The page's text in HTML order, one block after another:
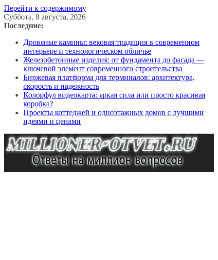
Перейти к содержимому
Суббота, 8 августа, 2026
Последние:
Дровяные камины: вековая традиция в современном
интерьере и технологическом обличье
Железобетонные изделия: от фундамента до фасада —
ключевой элемент современного строительства
Биржевая платформа для терминалов: архитектура,
скорость и надежность
Колорфул видеокарта: яркая сила или просто красивая
коробка?
Проекты коттеджей и одноэтажных домов с лучшими
идеями и ценами